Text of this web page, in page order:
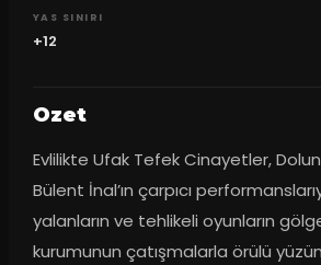
YAS SINIRI
+12
Ozet
Evlilikte Ufak Tefek Cinayetler,
Bülent İnal’ın çarpıcı
yalanların ve tehlikeli oyunların
kurumunun çatışmalarla örülü